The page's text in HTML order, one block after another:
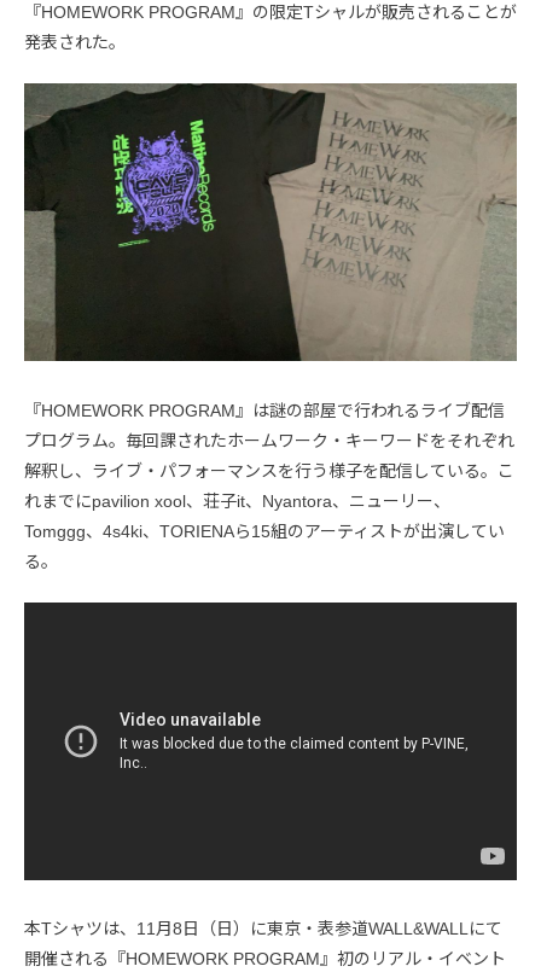
『HOMEWORK PROGRAM』の限定Tシャルが販売されることが
発表された。
『HOMEWORK PROGRAM』は謎の部屋で行われるライブ配信
プログラム。毎回課されたホームワーク・キーワードをそれぞれ
解釈し、ライブ・パフォーマンスを行う様子を配信している。こ
れまでにpavilion xool、荘子it、Nyantora、ニューリー、
Tomggg、4s4ki、TORIENAら15組のアーティストが出演してい
る。
本Tシャツは、11月8日（日）に東京・表参道WALL&WALLにて
開催される『HOMEWORK PROGRAM』初のリアル・イベント